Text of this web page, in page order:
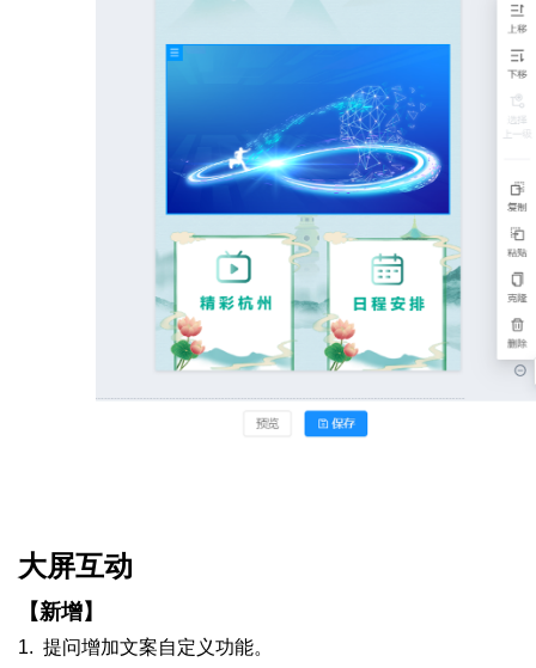
大屏互动
【新增】
1. 提问增加文案自定义功能。